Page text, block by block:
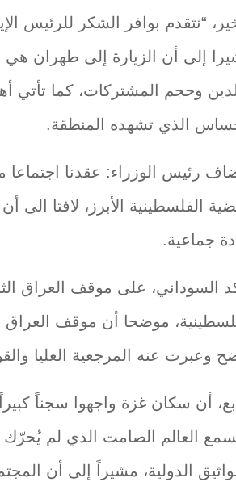
“نتقدم بوافر الشكر للرئيس
إلى أن الزيارة إلى طهران هي
وحجم المشتركات، كما تأتي
الذي تشهده المنطقة.
رئيس الوزراء: عقدنا اجتماعا
الفلسطينية الأبرز، لافتا
جماعية.
السوداني، على موقف العراق
موضحا أن موقف العراق
وعبرت عنه المرجعية العليا
أن سكان غزة واجهوا سجناً
العالم الصامت الذي لم
الدولية، مشيراً إلى أن